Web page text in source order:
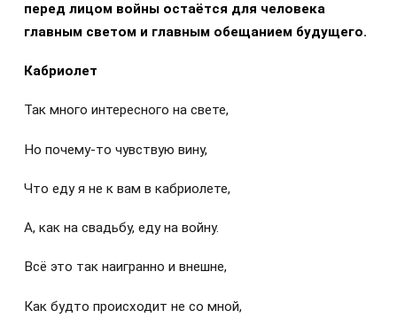
перед лицом войны остаётся для человека
главным светом и главным обещанием будущего.
Кабриолет
Так много интересного на свете,
Но почему-то чувствую вину,
Что еду я не к вам в кабриолете,
А, как на свадьбу, еду на войну.
Всё это так наигранно и внешне,
Как будто происходит не со мной,